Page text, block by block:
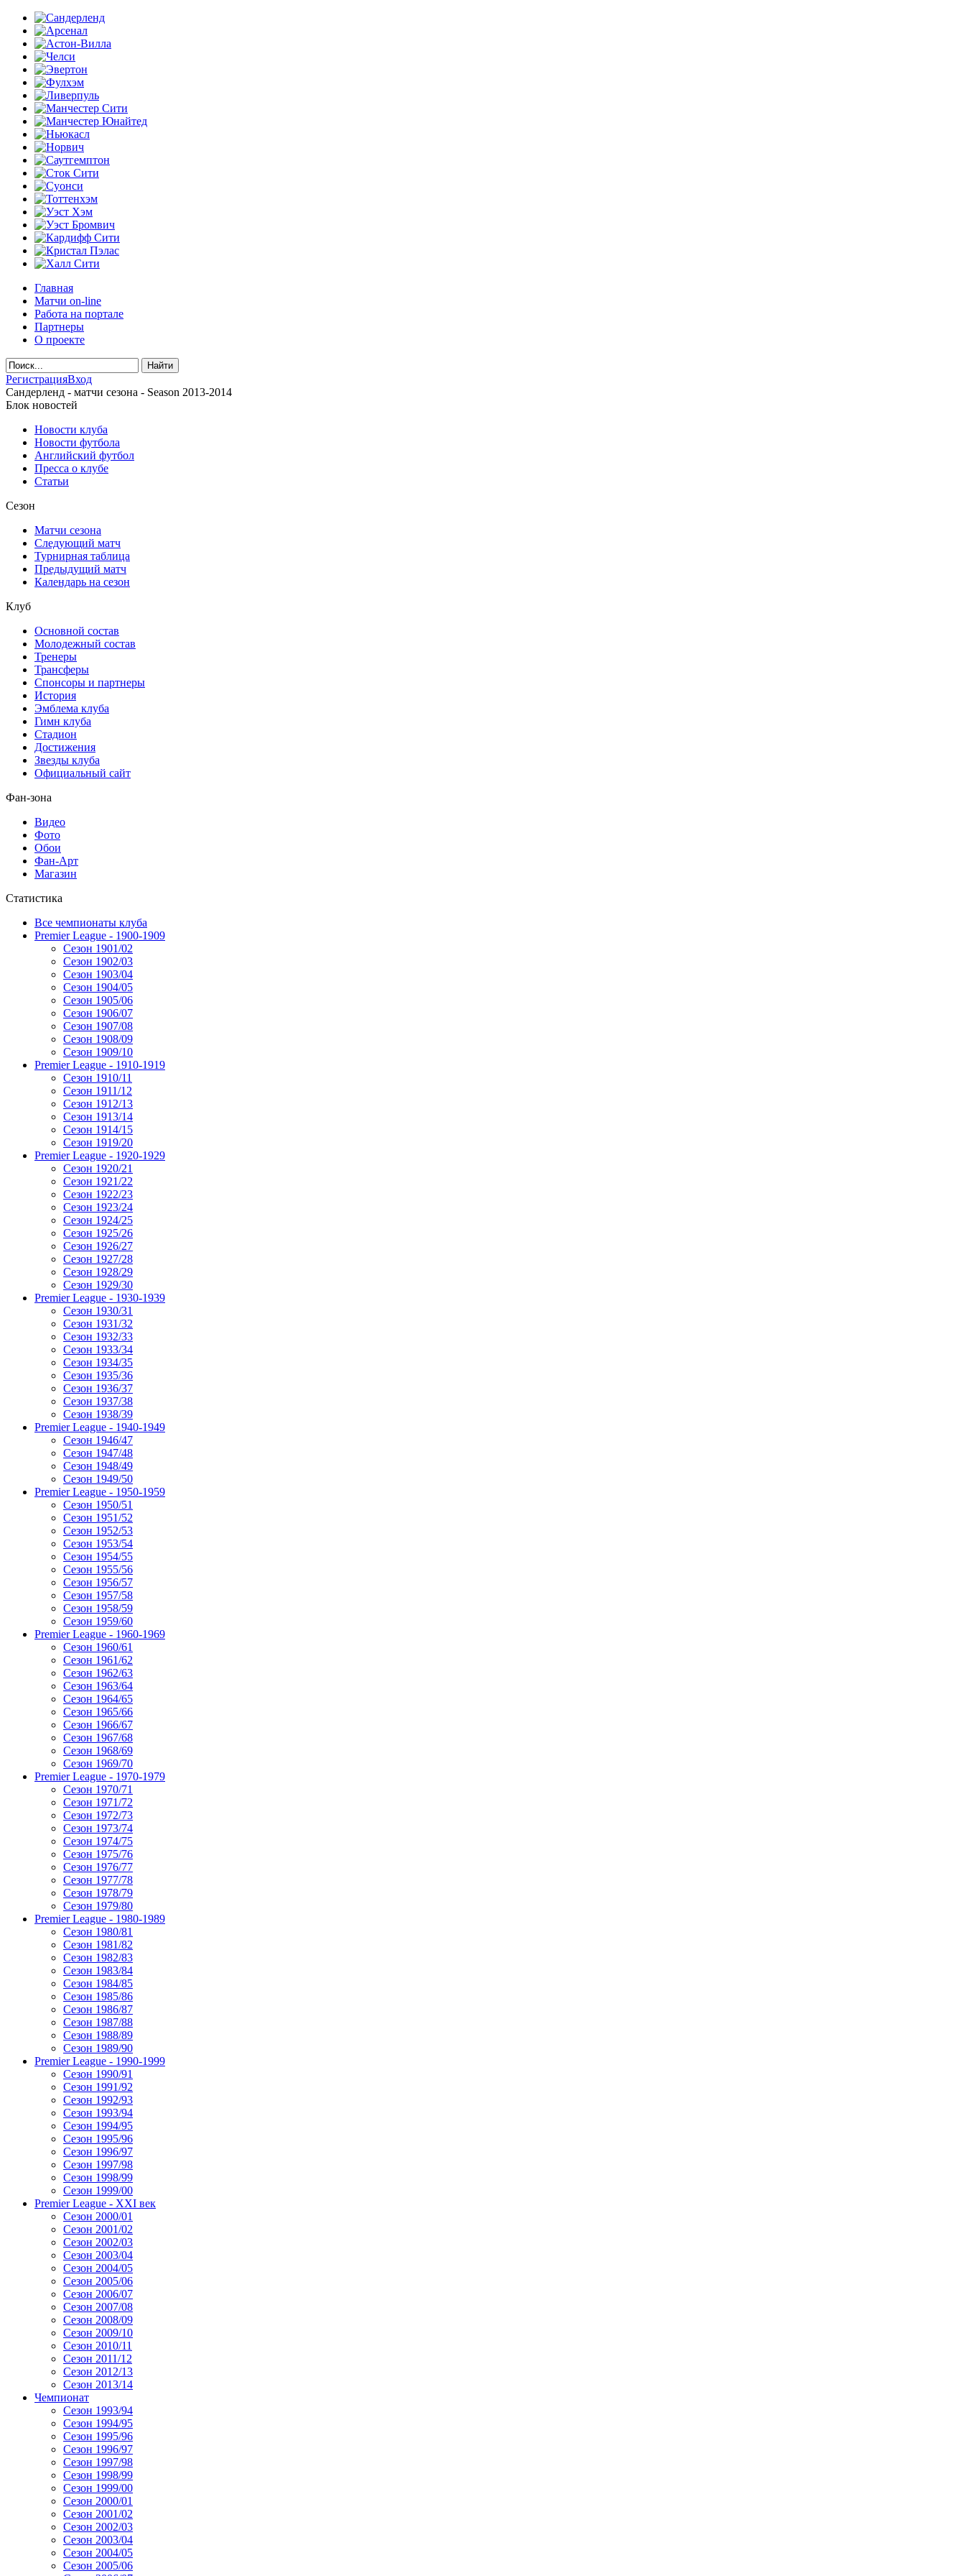
Главная
Матчи on-line
Работа на портале
Партнеры
О проекте
РегистрацияВход
Сандерленд - матчи сезона - Season 2013-2014
Блок новостей
Новости клуба
Новости футбола
Английский футбол
Пресса о клубе
Статьи
Сезон
Матчи сезона
Следующий матч
Турнирная таблица
Предыдущий матч
Календарь на сезон
Клуб
Основной состав
Молодежный состав
Тренеры
Трансферы
Спонсоры и партнеры
История
Эмблема клуба
Гимн клуба
Стадион
Достижения
Звезды клуба
Официальный сайт
Фан-зона
Видео
Фото
Обои
Фан-Арт
Магазин
Статистика
Все чемпионаты клуба
Premier League - 1900-1909
Сезон 1901/02
Сезон 1902/03
Сезон 1903/04
Сезон 1904/05
Сезон 1905/06
Сезон 1906/07
Сезон 1907/08
Сезон 1908/09
Сезон 1909/10
Premier League - 1910-1919
Сезон 1910/11
Сезон 1911/12
Сезон 1912/13
Сезон 1913/14
Сезон 1914/15
Сезон 1919/20
Premier League - 1920-1929
Сезон 1920/21
Сезон 1921/22
Сезон 1922/23
Сезон 1923/24
Сезон 1924/25
Сезон 1925/26
Сезон 1926/27
Сезон 1927/28
Сезон 1928/29
Сезон 1929/30
Premier League - 1930-1939
Сезон 1930/31
Сезон 1931/32
Сезон 1932/33
Сезон 1933/34
Сезон 1934/35
Сезон 1935/36
Сезон 1936/37
Сезон 1937/38
Сезон 1938/39
Premier League - 1940-1949
Сезон 1946/47
Сезон 1947/48
Сезон 1948/49
Сезон 1949/50
Premier League - 1950-1959
Сезон 1950/51
Сезон 1951/52
Сезон 1952/53
Сезон 1953/54
Сезон 1954/55
Сезон 1955/56
Сезон 1956/57
Сезон 1957/58
Сезон 1958/59
Сезон 1959/60
Premier League - 1960-1969
Сезон 1960/61
Сезон 1961/62
Сезон 1962/63
Сезон 1963/64
Сезон 1964/65
Сезон 1965/66
Сезон 1966/67
Сезон 1967/68
Сезон 1968/69
Сезон 1969/70
Premier League - 1970-1979
Сезон 1970/71
Сезон 1971/72
Сезон 1972/73
Сезон 1973/74
Сезон 1974/75
Сезон 1975/76
Сезон 1976/77
Сезон 1977/78
Сезон 1978/79
Сезон 1979/80
Premier League - 1980-1989
Сезон 1980/81
Сезон 1981/82
Сезон 1982/83
Сезон 1983/84
Сезон 1984/85
Сезон 1985/86
Сезон 1986/87
Сезон 1987/88
Сезон 1988/89
Сезон 1989/90
Premier League - 1990-1999
Сезон 1990/91
Сезон 1991/92
Сезон 1992/93
Сезон 1993/94
Сезон 1994/95
Сезон 1995/96
Сезон 1996/97
Сезон 1997/98
Сезон 1998/99
Сезон 1999/00
Premier League - XXI век
Сезон 2000/01
Сезон 2001/02
Сезон 2002/03
Сезон 2003/04
Сезон 2004/05
Сезон 2005/06
Сезон 2006/07
Сезон 2007/08
Сезон 2008/09
Сезон 2009/10
Сезон 2010/11
Сезон 2011/12
Сезон 2012/13
Сезон 2013/14
Чемпионат
Сезон 1993/94
Сезон 1994/95
Сезон 1995/96
Сезон 1996/97
Сезон 1997/98
Сезон 1998/99
Сезон 1999/00
Сезон 2000/01
Сезон 2001/02
Сезон 2002/03
Сезон 2003/04
Сезон 2004/05
Сезон 2005/06